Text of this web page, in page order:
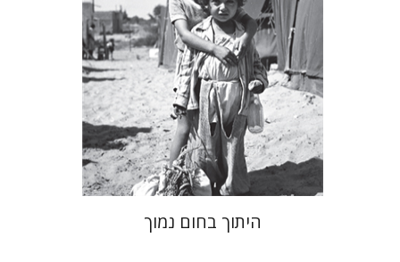
הנחת אתר ספר מודפס
$46
$41
היתוך בחום נמוך